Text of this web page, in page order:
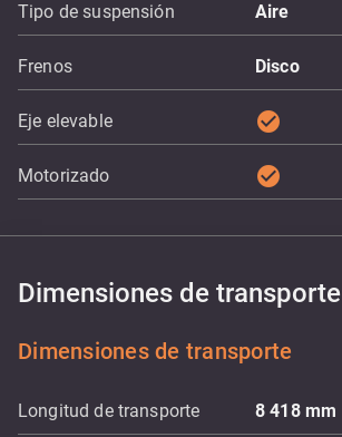
Tipo de suspensión Aire
Frenos Disco
Eje elevable check_circle
Motorizado check_circle
Dimensiones de transporte
Dimensiones de transporte
Longitud de transporte 8 418 mm